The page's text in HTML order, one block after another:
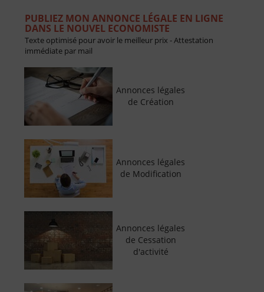
PUBLIEZ MON ANNONCE LÉGALE EN LIGNE
DANS LE NOUVEL ECONOMISTE
Texte optimisé pour avoir le meilleur prix - Attestation
immédiate par mail
Annonces légales
de Création
Annonces légales
de Modification
Annonces légales
de Cessation
d'activité